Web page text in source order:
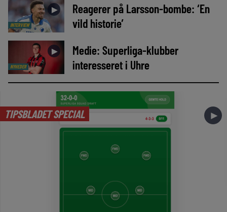
INTERVIEW
►
Reagerer på Larsson-bombe: ‘En
vild historie’
NYHEDER
►
Medie: Superliga-klubber
interesseret i Uhre
TIPSBLADET SPECIAL ►